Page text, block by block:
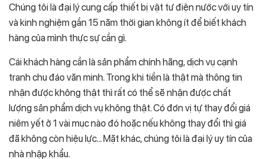
Chúng tôi là đại lý cung cấp thiết bị vật tư điện nước với uy tín
và kinh nghiệm gần 15 năm thời gian không ít để biết khách
hàng của mình thực sự cần gì.
Cái khách hàng cần là sản phẩm chính hãng, dịch vụ cạnh
tranh chu đáo văn minh. Trong khi tiền là thật mà thông tin
nhận được không thật thì rất có thể sẽ nhận được chất
lượng sản phẩm dịch vụ không thật. Có đơn vị tự thay đổi giá
niêm yết ở 1 vài mục nào đó hoặc nếu không thay đổi thì giá
đã không còn hiệu lực… Mặt khác, chúng tôi là đại lý uy tín của
nhà nhập khẩu.